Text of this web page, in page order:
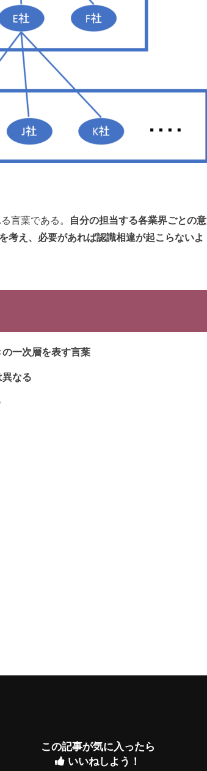
言葉である。
自分の担当する各業界ごとの意
考え、必要があれば認識相違が起こらないよ
一次層を表す言葉
なる
この記事が気に入ったら
いいねしよう！